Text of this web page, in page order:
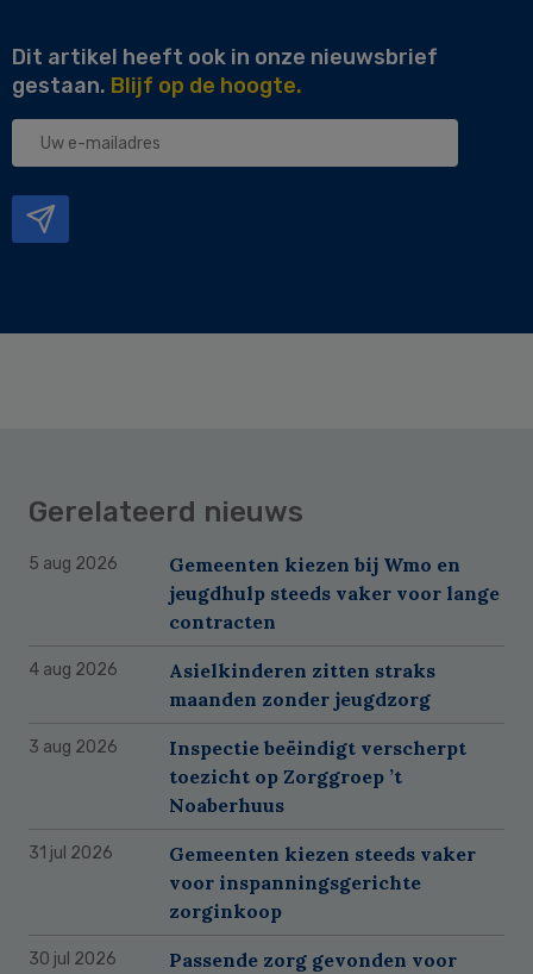
Dit artikel heeft ook in onze nieuwsbrief
gestaan. Blijf op de hoogte.
Uw
Gerelateerd nieuws
5 aug 2026
Gemeenten kiezen bij Wmo en
jeugdhulp steeds vaker voor lange
contracten
4 aug 2026
Asielkinderen zitten straks
maanden zonder jeugdzorg
3 aug 2026
Inspectie beëindigt verscherpt
toezicht op Zorggroep ’t
Noaberhuus
31 jul 2026
Gemeenten kiezen steeds vaker
voor inspanningsgerichte
zorginkoop
30 jul 2026
Passende zorg gevonden voor